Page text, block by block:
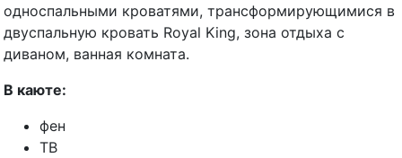
односпальными кроватями, трансформирующимися в
двуспальную кровать Royal King, зона отдыха с
диваном, ванная комната.
В каюте:
фен
ТВ